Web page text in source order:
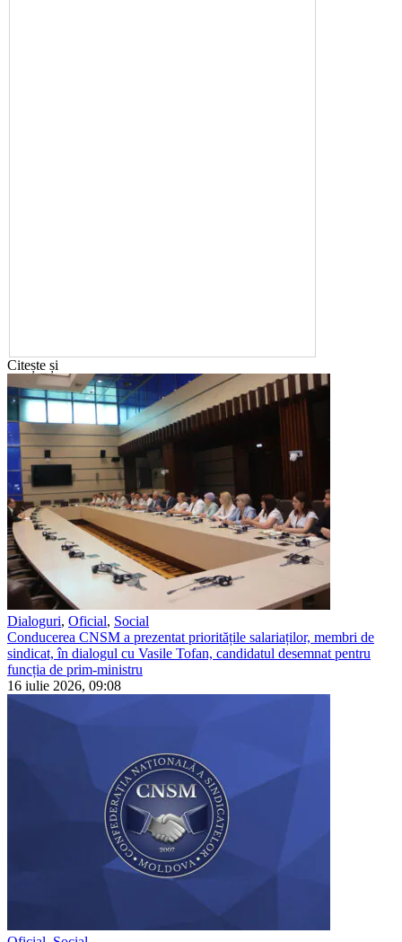
Citește și
Dialoguri, Oficial, Social
Conducerea CNSM a prezentat prioritățile salariaților, membri de
sindicat, în dialogul cu Vasile Tofan, candidatul desemnat pentru
funcția de prim-ministru
16 iulie 2026, 09:08